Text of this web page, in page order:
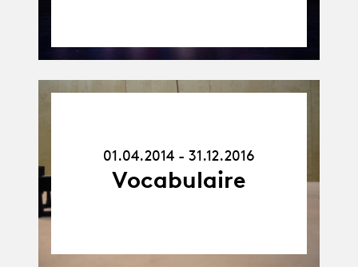
31.12.16
01.04.2014 - 31.12.2016
Vocabulaire